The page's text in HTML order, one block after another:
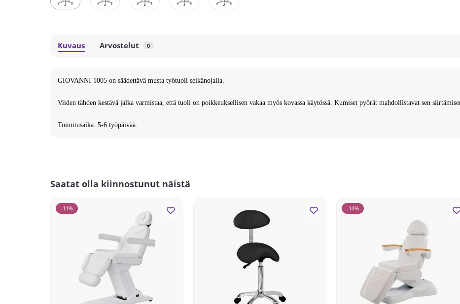
Kuvaus Arvostelut 0
GIOVANNI 1005 on säädettävä musta työtuoli selkänojalla.
Viiden tähden kestävä jalka varmistaa, että tuoli on poikkeuksellisen vakaa myös kovassa käytössä. Kumiset pyörät mahdollistavat sen
Toimitusaika: 5-6 työpäivää.
Saatat olla kiinnostunut näistä
-11% -14%